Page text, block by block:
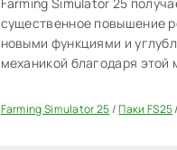
Farming Simulator 25
существенное повышение
новыми функциями и
механикой благодаря этой
Farming Simulator 25/Паки FS25